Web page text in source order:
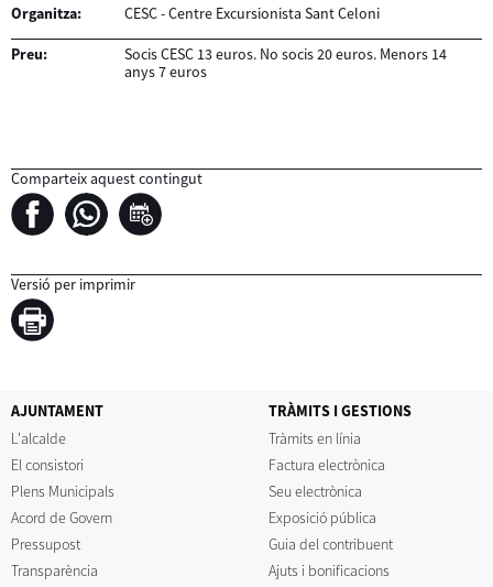
Organitza: CESC - Centre Excursionista Sant Celoni
Preu:
Socis CESC 13 euros. No socis 20 euros. Menors 14
anys 7 euros
Comparteix aquest contingut
Versió per imprimir
AJUNTAMENT
L'alcalde
El consistori
Plens Municipals
Acord de Govern
Pressupost
Transparència
TRÀMITS I GESTIONS
Tràmits en línia
Factura electrònica
Seu electrònica
Exposició pública
Guia del contribuent
Ajuts i bonificacions